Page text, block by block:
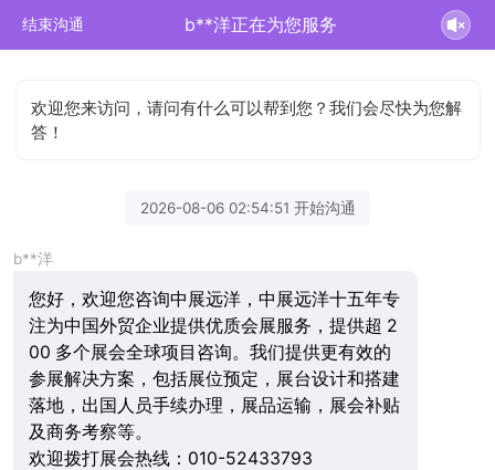
结束沟通 b**洋正在为您服务
欢迎您来访问，请问有什么可以帮到您？我们会尽快为您解
答！
2026-08-06 02:54:51 开始沟通
b**洋
您好，欢迎您咨询中展远洋，中展远洋十五年专
注为中国外贸企业提供优质会展服务，提供超 2
00 多个展会全球项目咨询。我们提供更有效的
参展解决方案，包括展位预定，展台设计和搭建
落地，出国人员手续办理，展品运输，展会补贴
及商务考察等。
欢迎拨打展会热线：010-52433793